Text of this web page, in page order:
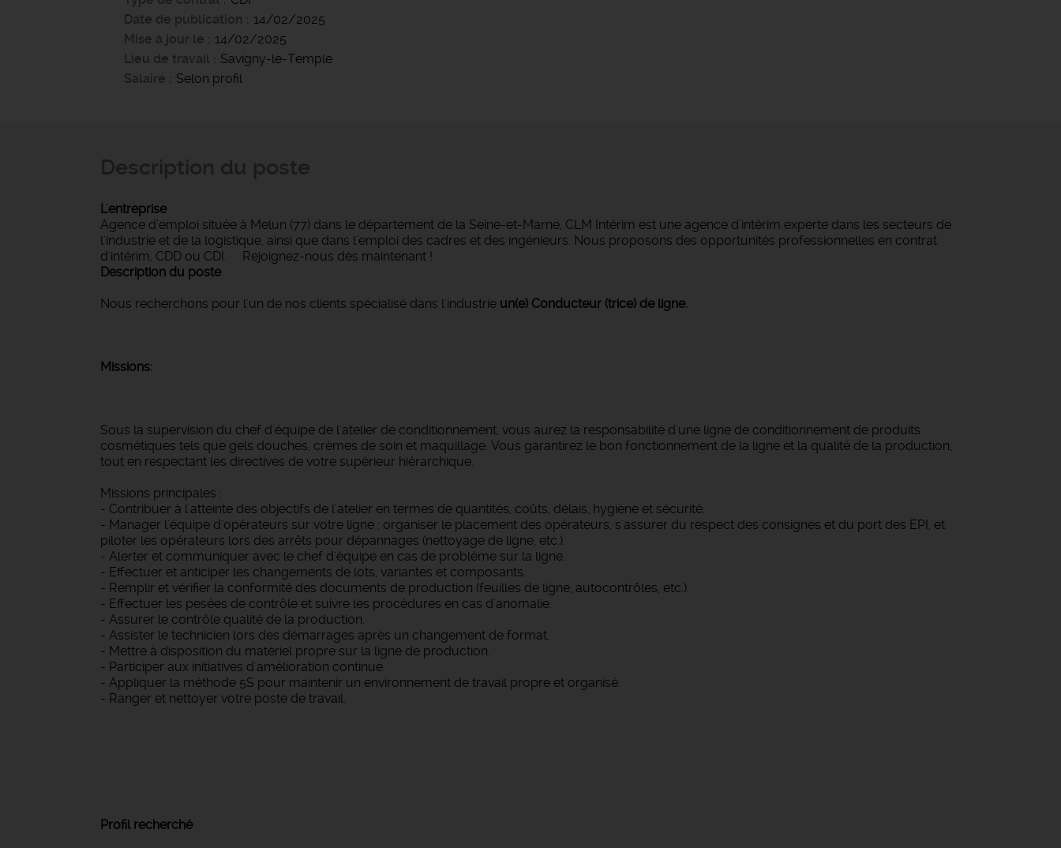
Date de publication
14/02/2025
Mise à jour le
14/02/2025
Lieu de travail
Savigny-le-Temple
Salaire
Selon profil
L'entreprise
Agence d’emploi située à Melun (77) dans le département de la Seine-et-Marne, CLM Intérim est une agence d’intérim experte dans les secteurs de
l'industrie et de la logistique, ainsi que dans l'emploi des cadres et des ingénieurs. Nous proposons des opportunités professionnelles en contrat
d'intérim, CDD ou CDI. Rejoignez-nous dès maintenant !
Description du poste
Nous recherchons pour l'un de nos clients spécialisé dans l'industrie un(e) Conducteur (trice) de ligne.
Missions:
Sous la supervision du chef d'équipe de l'atelier de conditionnement, vous aurez la responsabilité d'une ligne de conditionnement de produits
cosmétiques tels que gels douches, crèmes de soin et maquillage. Vous garantirez le bon fonctionnement de la ligne et la qualité de la production,
tout en respectant les directives de votre supérieur hiérarchique.
Missions principales :
- Contribuer à l'atteinte des objectifs de l'atelier en termes de quantités, coûts, délais, hygiène et sécurité.
- Manager l'équipe d'opérateurs sur votre ligne : organiser le placement des opérateurs, s'assurer du respect des consignes et du port des EPI, et
piloter les opérateurs lors des arrêts pour dépannages (nettoyage de ligne, etc.).
- Alerter et communiquer avec le chef d'équipe en cas de problème sur la ligne.
- Effectuer et anticiper les changements de lots, variantes et composants.
- Remplir et vérifier la conformité des documents de production (feuilles de ligne, autocontrôles, etc.).
- Effectuer les pesées de contrôle et suivre les procédures en cas d'anomalie.
- Assurer le contrôle qualité de la production.
- Assister le technicien lors des démarrages après un changement de format.
- Mettre à disposition du matériel propre sur la ligne de production.
- Participer aux initiatives d'amélioration continue.
- Appliquer la méthode 5S pour maintenir un environnement de travail propre et organisé.
- Ranger et nettoyer votre poste de travail.
Profil recherché